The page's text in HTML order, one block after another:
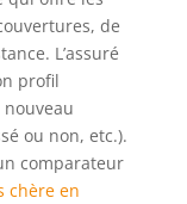
de
L’assuré
profil
ou non, etc.).
comparateur
chère en